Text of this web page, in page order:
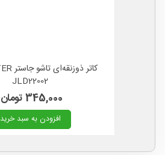
JLD22002
345,000 تومان
افزودن به سبد خرید